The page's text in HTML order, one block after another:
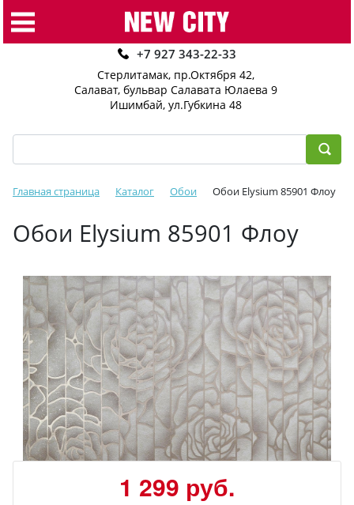
+7 927 343-22-33
Стерлитамак, пр.Октября 42,
Салават, бульвар Салавата Юлаева 9
Ишимбай, ул.Губкина 48
Главная страница Каталог Обои Обои Elysium 85901 Флоу
Обои Elysium 85901 Флоу
1 299 руб.